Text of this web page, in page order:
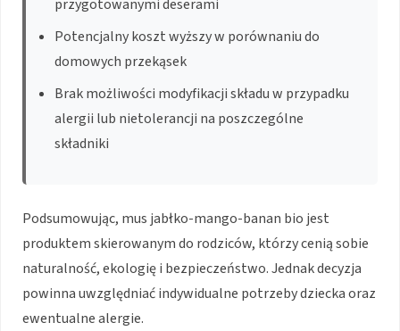
przygotowanymi deserami
Potencjalny koszt wyższy w porównaniu do
domowych przekąsek
Brak możliwości modyfikacji składu w przypadku
alergii lub nietolerancji na poszczególne
składniki
Podsumowując, mus jabłko-mango-banan bio jest
produktem skierowanym do rodziców, którzy cenią sobie
naturalność, ekologię i bezpieczeństwo. Jednak decyzja
powinna uwzględniać indywidualne potrzeby dziecka oraz
ewentualne alergie.